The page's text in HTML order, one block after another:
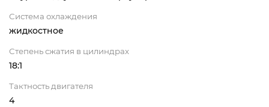
Система охлаждения
жидкостное
Степень сжатия в цилиндрах
18:1
Тактность двигателя
4